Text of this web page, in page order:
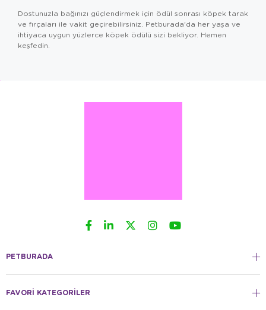
Dostunuzla bağınızı güçlendirmek için ödül sonrası köpek tarak
ve fırçaları ile vakit geçirebilirsiniz. Petburada'da her yaşa ve
ihtiyaca uygun yüzlerce köpek ödülü sizi bekliyor. Hemen
keşfedin.
PETBURADA
FAVORİ KATEGORİLER